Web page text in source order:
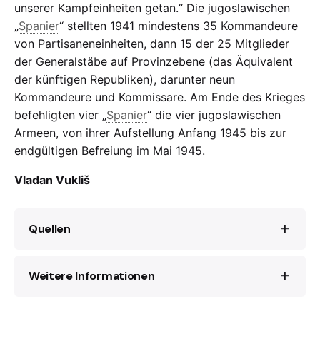
unserer Kampfeinheiten getan.“ Die jugoslawischen
„Spanier“ stellten 1941 mindestens 35 Kommandeure
von Partisaneneinheiten, dann 15 der 25 Mitglieder
der Generalstäbe auf Provinzebene (das Äquivalent
der künftigen Republiken), darunter neun
Kommandeure und Kommissare. Am Ende des Krieges
befehligten vier „Spanier“ die vier jugoslawischen
Armeen, von ihrer Aufstellung Anfang 1945 bis zur
endgültigen Befreiung im Mai 1945.
Vladan Vukliš
Quellen
Dojčilo Mitrović,Zapadna Srbija 1941
Weitere Informationen